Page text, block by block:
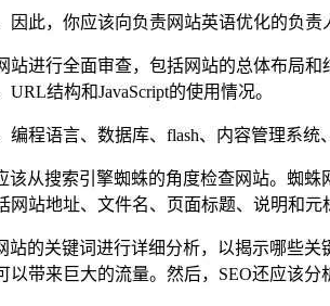
因此，你应该向负责网站英语优化的负责
站进行全面审查，包括网站的总体布局
结构和JavaScript的使用情况。
编程语言、数据库、flash、内容管理系
该从搜索引擎蜘蛛的角度检查网站。蜘
网站地址、文件名、页面标题、说明和元
站的关键词进行详细分析，以揭示哪些
以带来巨大的流量。然后，SEO还应该